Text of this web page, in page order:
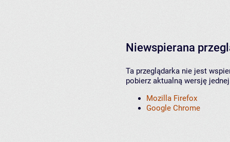
Niewspierana
Ta przeglądarka nie jest
pobierz aktualną wersję
Mozilla Firefox
Google Chrome